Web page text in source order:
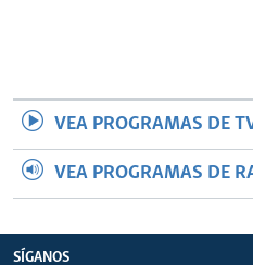
VEA PROGRAMAS DE
VEA PROGRAMAS DE
SÍGANOS